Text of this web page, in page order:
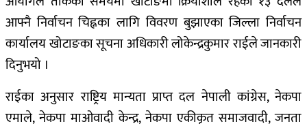
आफ्नै निर्वाचन चिह्नका लागि विवरण बुझाएका जिल्ला निर्वाचन
कार्यालय खोटाङका सूचना अधिकारी लोकेन्द्रकुमार राईले जानकारी
दिनुभयो ।
राईका अनुसार राष्ट्रिय मान्यता प्राप्त दल नेपाली कांग्रेस, नेकपा
एमाले, नेकपा माओवादी केन्द्र, नेकपा एकीकृत समाजवादी, जनता